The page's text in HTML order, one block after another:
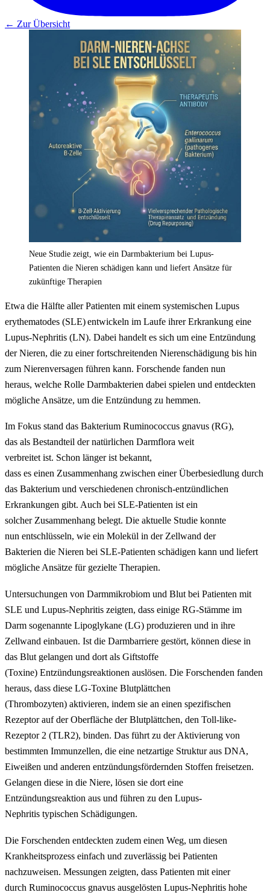
← Zur Übersicht
Neue Studie zeigt, wie ein Darmbakterium bei Lupus-
Patienten die Nieren schädigen kann und liefert Ansätze für
zukünftige Therapien
Etwa die Hälfte aller Patienten mit einem systemischen Lupus
erythematodes (SLE) entwickeln im Laufe ihrer Erkrankung eine
Lupus-Nephritis (LN). Dabei handelt es sich um eine Entzündung
der Nieren, die zu einer fortschreitenden Nierenschädigung bis hin
zum Nierenversagen führen kann. Forschende fanden nun
heraus, welche Rolle Darmbakterien dabei spielen und entdeckten
mögliche Ansätze, um die Entzündung zu hemmen.
Im Fokus stand das Bakterium Ruminococcus gnavus (RG),
das als Bestandteil der natürlichen Darmflora weit
verbreitet ist. Schon länger ist bekannt,
dass es einen Zusammenhang zwischen einer Überbesiedlung durch
das Bakterium und verschiedenen chronisch-entzündlichen
Erkrankungen gibt. Auch bei SLE-Patienten ist ein
solcher Zusammenhang belegt. Die aktuelle Studie konnte
nun entschlüsseln, wie ein Molekül in der Zellwand der
Bakterien die Nieren bei SLE-Patienten schädigen kann und liefert
mögliche Ansätze für gezielte Therapien.
Untersuchungen von Darmmikrobiom und Blut bei Patienten mit
SLE und Lupus-Nephritis zeigten, dass einige RG-Stämme im
Darm sogenannte Lipoglykane (LG) produzieren und in ihre
Zellwand einbauen. Ist die Darmbarriere gestört, können diese in
das Blut gelangen und dort als Giftstoffe
(Toxine) Entzündungsreaktionen auslösen. Die Forschenden fanden
heraus, dass diese LG-Toxine Blutplättchen
(Thrombozyten) aktivieren, indem sie an einen spezifischen
Rezeptor auf der Oberfläche der Blutplättchen, den Toll-like-
Rezeptor 2 (TLR2), binden. Das führt zu der Aktivierung von
bestimmten Immunzellen, die eine netzartige Struktur aus DNA,
Eiweißen und anderen entzündungsfördernden Stoffen freisetzen.
Gelangen diese in die Niere, lösen sie dort eine
Entzündungsreaktion aus und führen zu den Lupus-
Nephritis typischen Schädigungen.
Die Forschenden entdeckten zudem einen Weg, um diesen
Krankheitsprozess einfach und zuverlässig bei Patienten
nachzuweisen. Messungen zeigten, dass Patienten mit einer
durch Ruminococcus gnavus ausgelösten Lupus-Nephritis hohe